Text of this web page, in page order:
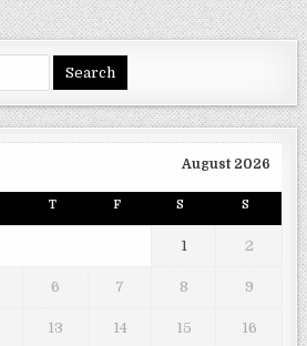
August 2026
T F S S
1 2
6 7 8 9
13 14 15 16